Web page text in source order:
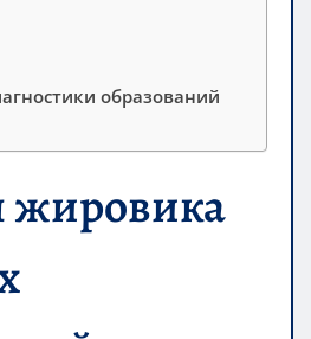
образований
жировика